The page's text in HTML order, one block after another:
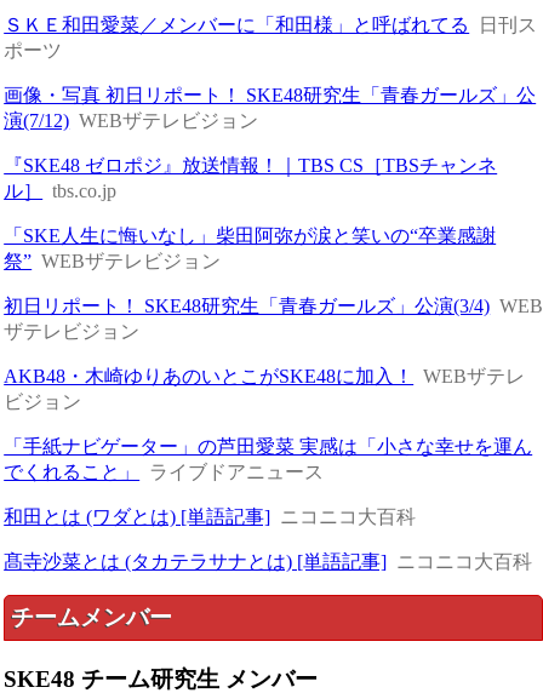
ＳＫＥ和田愛菜／メンバーに「和田様」と呼ばれてる
日刊ス
ポーツ
画像・写真 初日リポート！ SKE48研究生「青春ガールズ」公
演(7/12) WEBザテレビジョン
『SKE48 ゼロポジ』放送情報！｜TBS CS［TBSチャンネ
ル］
tbs.co.jp
「SKE人生に悔いなし」柴田阿弥が涙と笑いの“卒業感謝
祭” WEBザテレビジョン
初日リポート！ SKE48研究生「青春ガールズ」公演(3/4) WEB
ザテレビジョン
AKB48・木崎ゆりあのいとこがSKE48に加入！
WEBザテレ
ビジョン
「手紙ナビゲーター」の芦田愛菜 実感は「小さな幸せを運ん
でくれること」
ライブドアニュース
和田とは (ワダとは) [単語記事] ニコニコ大百科
髙寺沙菜とは (タカテラサナとは) [単語記事] ニコニコ大百科
チームメンバー
SKE48 チーム研究生 メンバー